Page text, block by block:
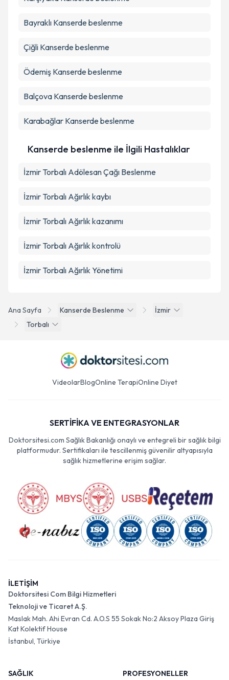
Ana Sayfa Kanserde Beslenme
İzmir
Torbalı
Bayraklı Kanserde beslenme
Çiğli Kanserde beslenme
Ödemiş Kanserde beslenme
Balçova Kanserde beslenme
Karabağlar Kanserde beslenme
Kanserde beslenme ile İlgili Hastalıklar
İzmir Torbalı Adölesan Çağı Beslenme
İzmir Torbalı Ağırlık kaybı
İzmir Torbalı Ağırlık kazanımı
İzmir Torbalı Ağırlık kontrolü
İzmir Torbalı Ağırlık Yönetimi
VideolarBlogOnline TerapiOnline Diyet
SERTİFİKA VE ENTEGRASYONLAR
Doktorsitesi.com Sağlık Bakanlığı onaylı ve entegreli bir sağlık bilgi
platformudur. Sertifikaları ile tescillenmiş güvenilir altyapısıyla
sağlık hizmetlerine erişim sağlar.
İLETİŞİM
Doktorsitesi Com Bilgi Hizmetleri
Teknoloji ve Ticaret A.Ş.
Maslak Mah. Ahi Evran Cd. A.O.S 55 Sokak No:2 Aksoy Plaza Giriş
Kat Kolektif House
İstanbul, Türkiye
SAĞLIK
PROFESYONELLER